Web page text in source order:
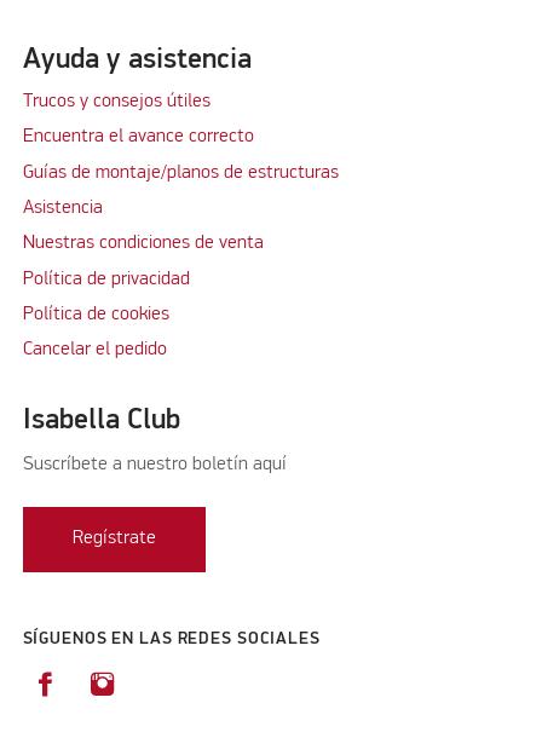
Ayuda y asistencia
Trucos y consejos útiles
Encuentra el avance correcto
Guías de montaje/planos de estructuras
Asistencia
Nuestras condiciones de venta
Política de privacidad
Política de cookies
Cancelar el pedido
Isabella Club
Suscríbete a nuestro boletín aquí
Regístrate
SÍGUENOS EN LAS REDES SOCIALES